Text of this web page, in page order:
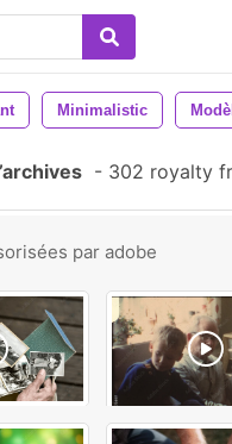
Minimalistic
- 302 royalty
par adobe